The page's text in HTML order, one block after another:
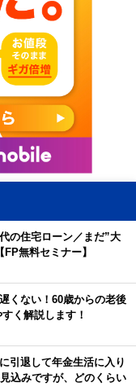
の住宅ローン／まだ”大
無料セミナー】
くない！60歳からの老後
く解説します！
引退して年金生活に入り
込みですが、どのくらい